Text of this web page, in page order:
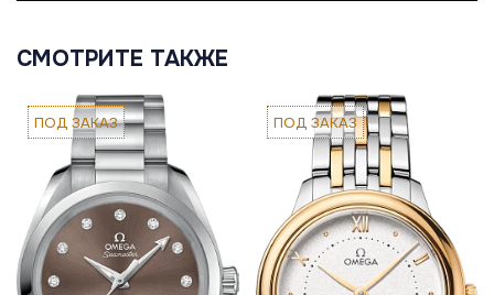
СМОТРИТЕ ТАКЖЕ
ПОД ЗАКАЗ ПОД ЗАКАЗ